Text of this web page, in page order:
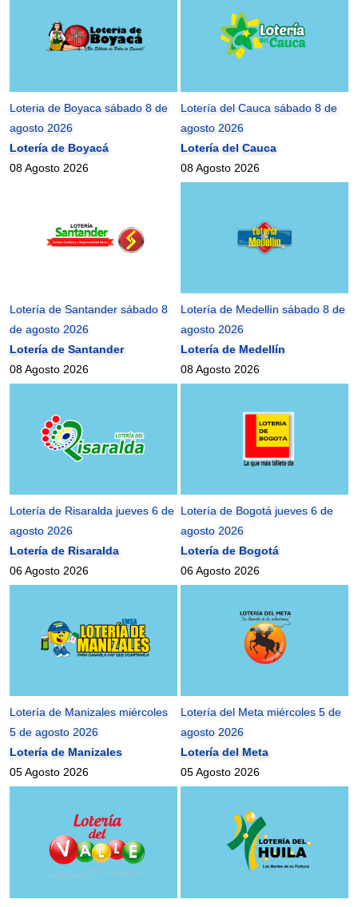
Loteria de Boyaca sábado 8 de
agosto 2026
Lotería de Boyacá
08 Agosto 2026
Lotería del Cauca sábado 8 de
agosto 2026
Lotería del Cauca
08 Agosto 2026
Lotería de Santander sábado 8
de agosto 2026
Lotería de Santander
08 Agosto 2026
Lotería de Medellín sábado 8 de
agosto 2026
Lotería de Medellín
08 Agosto 2026
Lotería de Risaralda jueves 6 de
agosto 2026
Lotería de Risaralda
06 Agosto 2026
Lotería de Bogotá jueves 6 de
agosto 2026
Lotería de Bogotá
06 Agosto 2026
Lotería de Manizales miércoles
5 de agosto 2026
Lotería de Manizales
05 Agosto 2026
Lotería del Meta miércoles 5 de
agosto 2026
Lotería del Meta
05 Agosto 2026